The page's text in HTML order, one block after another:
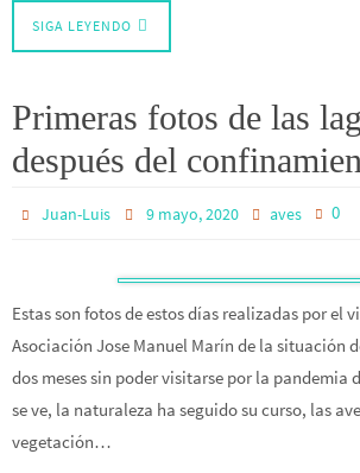
SIGA LEYENDO
Primeras fotos de las
después del
Juan-Luis 9 mayo, 2020 aves 0
Estas son fotos de estos días realizadas por el
Asociación Jose Manuel Marín de la situación
dos meses sin poder visitarse por la pandemia
se ve, la naturaleza ha seguido su curso, las
vegetación…